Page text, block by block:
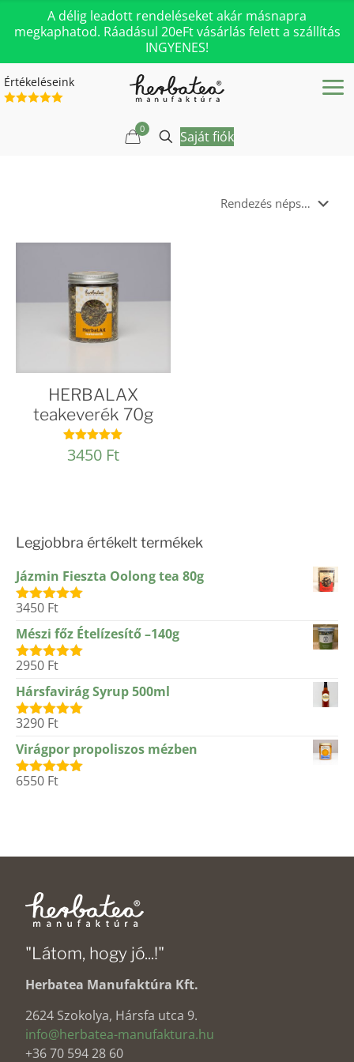
A délig leadott rendeléseket akár másnapra
megkaphatod. Ráadásul 20eFt vásárlás felett a szállítás
INGYENES!
Értékeléseink
0 Saját fiók
HERBALAX
teakeverék 70g
Értékelés:
4.97
3450 Ft
Legjobbra értékelt termékek
Jázmin Fieszta Oolong tea 80g
Értékelés:
3450 Ft
Mészi főz Ételízesítő –140g
Értékelés:
2950 Ft
Hársfavirág Syrup 500ml
Értékelés:
3290 Ft
Virágpor propoliszos mézben
Értékelés:
6550 Ft
"Látom, hogy jó...!"
Herbatea Manufaktúra Kft.
2624 Szokolya, Hársfa utca 9.
info@herbatea-manufaktura.hu
+36 70 594 28 60